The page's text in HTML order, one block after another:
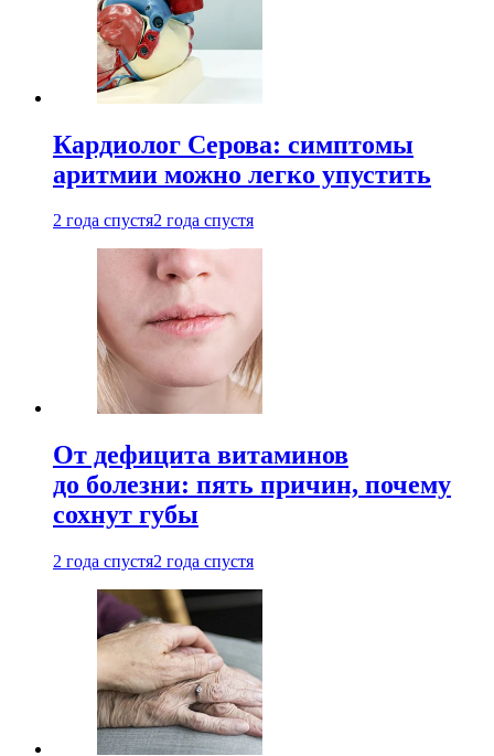
Кардиолог Серова: симптомы
аритмии можно легко упустить
2 года спустя2 года спустя
От дефицита витаминов
до болезни: пять причин, почему
сохнут губы
2 года спустя2 года спустя